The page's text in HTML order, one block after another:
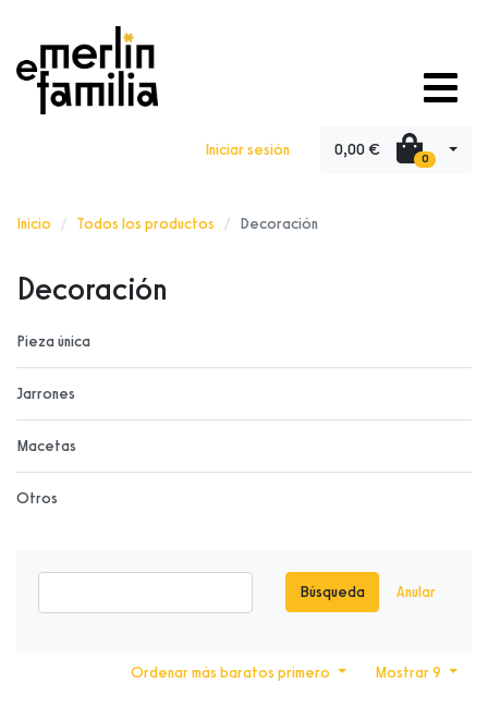
Iniciar sesión 0,00 € 0
Inicio Todos los productos Decoración
Decoración
Pieza única
Jarrones
Macetas
Otros
Búsqueda Anular
Mostrar 9
Ordenar más baratos primero